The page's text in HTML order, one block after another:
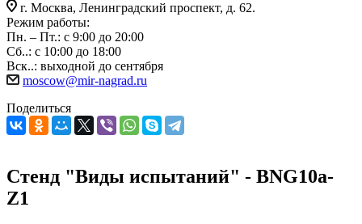
г. Москва, Ленинградский проспект, д. 62.
Режим работы:
Пн. – Пт.: с 9:00 до 20:00
Сб..: с 10:00 до 18:00
Вск..: выходной до сентября
moscow@mir-nagrad.ru
Поделиться
Стенд "Виды испытаний" - BNG10a-
Z1